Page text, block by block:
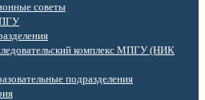
советы
комплекс МПГУ (НИК
подразделения